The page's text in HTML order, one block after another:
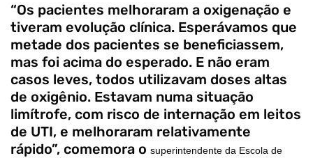
“Os pacientes melhoraram a oxigenação e
tiveram evolução clínica. Esperávamos que
metade dos pacientes se beneficiassem,
mas foi acima do esperado. E não eram
casos leves, todos utilizavam doses altas
de oxigênio. Estavam numa situação
limítrofe, com risco de internação em leitos
de UTI, e melhoraram relativamente
rápido”, comemora o superintendente da Escola de